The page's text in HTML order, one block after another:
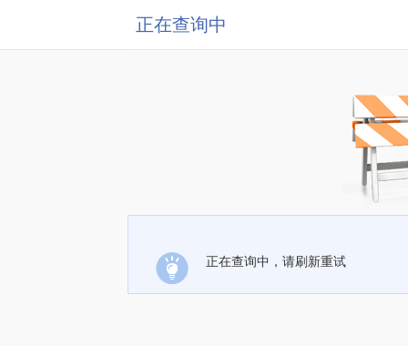
正在查询中
正在查询中，请刷新重试